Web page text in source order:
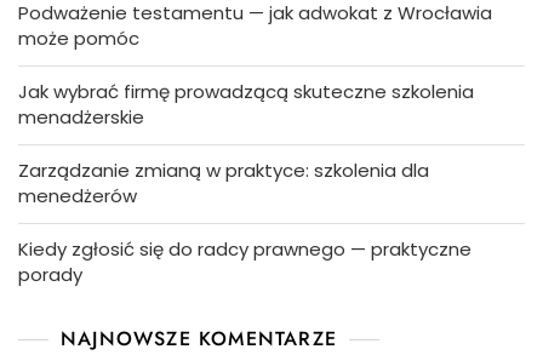
Podważenie testamentu — jak adwokat z Wrocławia
może pomóc
Jak wybrać firmę prowadzącą skuteczne szkolenia
menadżerskie
Zarządzanie zmianą w praktyce: szkolenia dla
menedżerów
Kiedy zgłosić się do radcy prawnego — praktyczne
porady
NAJNOWSZE KOMENTARZE